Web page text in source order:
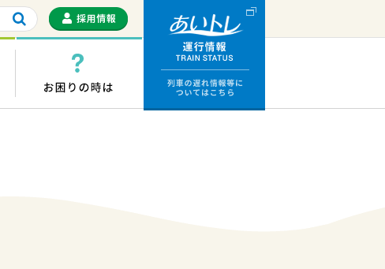
きっぷ・ICカード お困りの時は